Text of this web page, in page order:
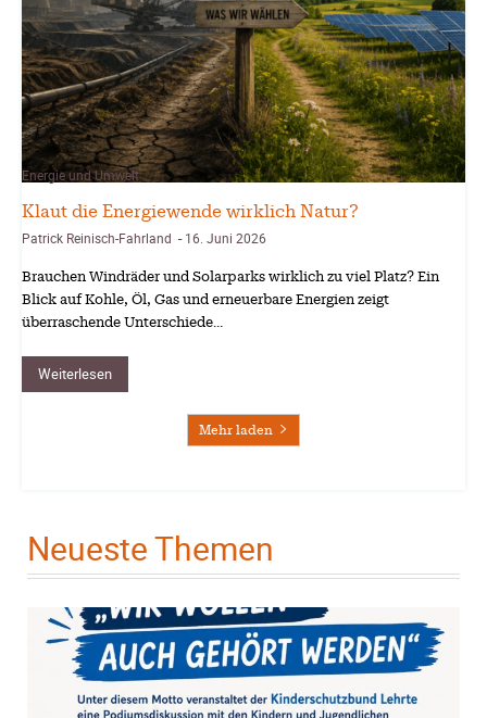
Energie und Umwelt
Klaut die Energiewende wirklich Natur?
Patrick Reinisch-Fahrland - 16. Juni 2026
Brauchen Windräder und Solarparks wirklich zu viel Platz? Ein
Blick auf Kohle, Öl, Gas und erneuerbare Energien zeigt
überraschende Unterschiede…
Weiterlesen
Mehr laden
Neueste Themen